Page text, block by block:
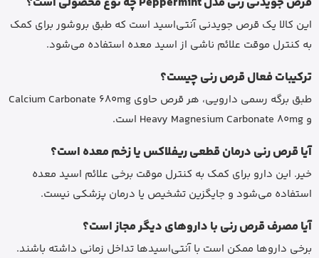
این کالا یک قرص جویدنی آنتی‌اسید است که طبق بروشور برای کمک
به کنترل موقت علائم ناشی از اسید معده استفاده می‌شود.
ترکیبات فعال قرص رنی چیست؟
طبق برگه رسمی دارویی، هر قرص حاوی Calcium Carbonate 680mg
و Heavy Magnesium Carbonate 80mg است.
آیا قرص رنی درمان قطعی ریفلاکس یا زخم معده است؟
خیر. این دارو برای کمک به کنترل موقت برخی علائم اسید معده
استفاده می‌شود و جایگزین تشخیص یا درمان پزشکی نیست.
آیا مصرف قرص رنی با داروهای دیگر مجاز است؟
برخی داروها ممکن است با آنتی‌اسیدها تداخل زمانی داشته باشند.